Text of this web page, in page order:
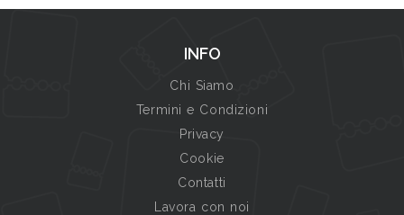
INFO
Chi Siamo
Termini e Condizioni
Privacy
Cookie
Contatti
Lavora con noi